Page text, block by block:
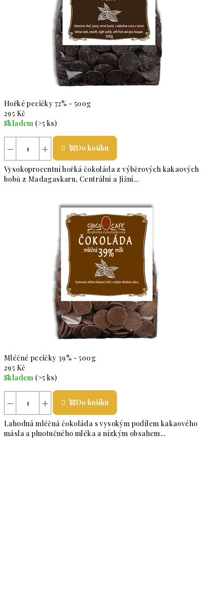
Hořké pecičky 72% - 500g
295 Kč
Skladem (>5 ks)
+
− Do košíku
Vysokoprocentní hořká čokoláda z výběrových kakaových
bobů z Madagaskaru, Centrální a Jižní...
Mléčné pecičky 39% - 500g
295 Kč
Skladem (>5 ks)
+
− Do košíku
Lahodná mléčná čokoláda s vysokým podílem kakaového
másla a plnotučného mléka a nízkým obsahem...